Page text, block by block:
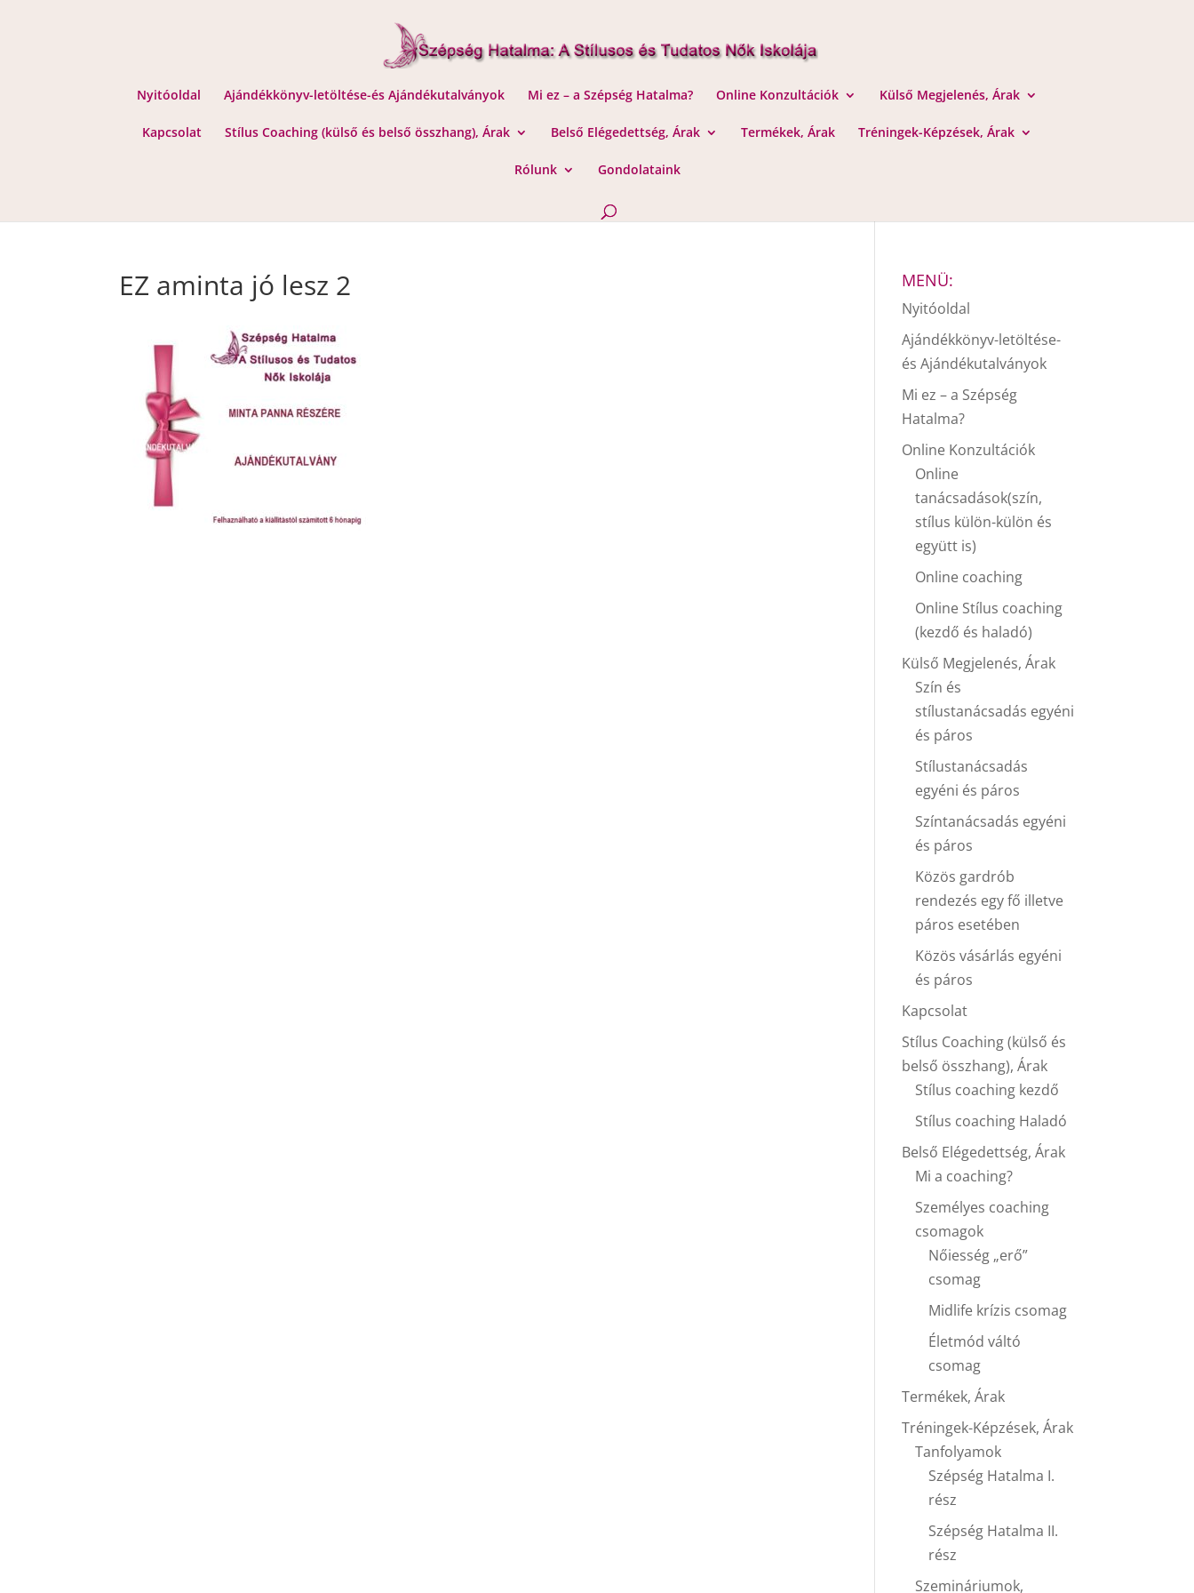
Nyitóoldal Ajándékkönyv-letöltése-és Ajándékutalványok Mi ez – a Szépség Hatalma? Online Konzultációk Külső Megjelenés, Árak
Kapcsolat Stílus Coaching (külső és belső összhang), Árak Belső Elégedettség, Árak Termékek, Árak Tréningek-Képzések, Árak
Rólunk Gondolataink
EZ aminta jó lesz 2 MENÜ:
Nyitóoldal
Ajándékkönyv-letöltése-
és Ajándékutalványok
Mi ez – a Szépség
Hatalma?
Online Konzultációk
Online
tanácsadások(szín,
stílus külön-külön és
együtt is)
Online coaching
Online Stílus coaching
(kezdő és haladó)
Külső Megjelenés, Árak
Szín és
stílustanácsadás egyéni
és páros
Stílustanácsadás
egyéni és páros
Színtanácsadás egyéni
és páros
Közös gardrób
rendezés egy fő illetve
páros esetében
Közös vásárlás egyéni
és páros
Kapcsolat
Stílus Coaching (külső és
belső összhang), Árak
Stílus coaching kezdő
Stílus coaching Haladó
Belső Elégedettség, Árak
Mi a coaching?
Személyes coaching
csomagok
Nőiesség „erő”
csomag
Midlife krízis csomag
Életmód váltó
csomag
Termékek, Árak
Tréningek-Képzések, Árak
Tanfolyamok
Szépség Hatalma I.
rész
Szépség Hatalma II.
rész
Szemináriumok,